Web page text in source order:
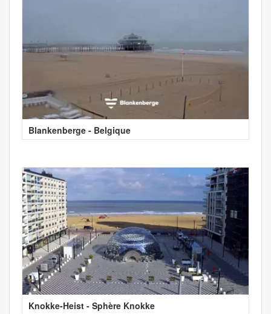
Blankenberge - Belgique
Knokke-Heist - Sphère Knokke